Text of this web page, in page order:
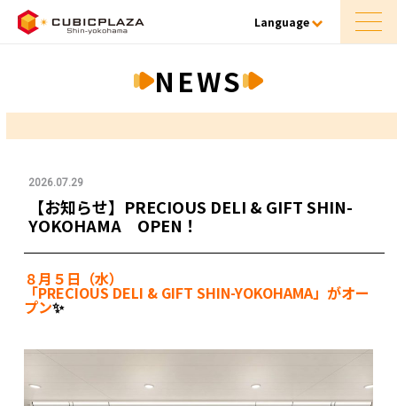
Language
NEWS
2026.07.29
【お知らせ】PRECIOUS DELI & GIFT SHIN-
YOKOHAMA OPEN！
８月５日（水）
「PRECIOUS DELI & GIFT SHIN-YOKOHAMA」がオー
プン✨